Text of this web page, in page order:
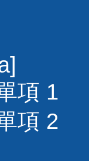
項 1
項 2